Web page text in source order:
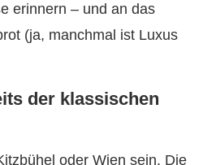
erinnern – und an das
(ja, manchmal ist Luxus
der klassischen
oder Wien sein. Die